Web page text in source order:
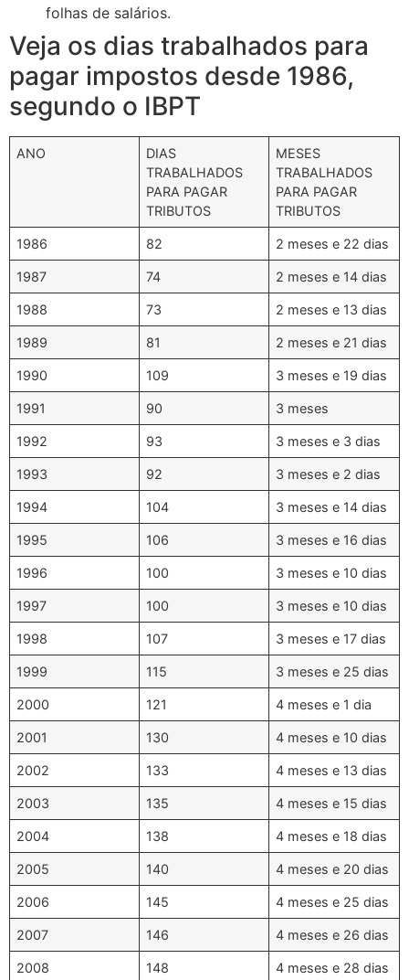
folhas de salários.
Veja os dias trabalhados para
pagar impostos desde 1986,
segundo o IBPT
ANO
DIAS
TRABALHADOS
PARA PAGAR
TRIBUTOS
MESES
TRABALHADOS
PARA PAGAR
TRIBUTOS
1986 82 2 meses e 22 dias
1987 74 2 meses e 14 dias
1988 73 2 meses e 13 dias
1989 81 2 meses e 21 dias
1990 109 3 meses e 19 dias
1991 90 3 meses
1992 93 3 meses e 3 dias
1993 92 3 meses e 2 dias
1994 104 3 meses e 14 dias
1995 106 3 meses e 16 dias
1996 100 3 meses e 10 dias
1997 100 3 meses e 10 dias
1998 107 3 meses e 17 dias
1999 115 3 meses e 25 dias
2000 121 4 meses e 1 dia
2001 130 4 meses e 10 dias
2002 133 4 meses e 13 dias
2003 135 4 meses e 15 dias
2004 138 4 meses e 18 dias
2005 140 4 meses e 20 dias
2006 145 4 meses e 25 dias
2007 146 4 meses e 26 dias
2008 148 4 meses e 28 dias